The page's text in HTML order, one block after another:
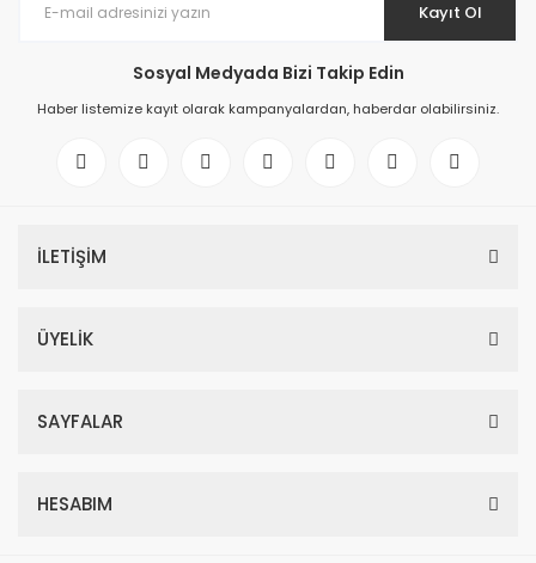
Kayıt Ol
Sosyal Medyada Bizi Takip Edin
Haber listemize kayıt olarak kampanyalardan, haberdar olabilirsiniz.
İLETİŞİM
ÜYELİK
SAYFALAR
HESABIM